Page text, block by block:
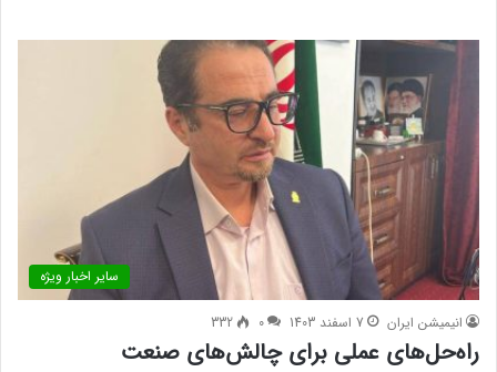
سایر اخبار ویژه
انیمیشن ایران 7 اسفند 1403 0
332
راه‌حل‌های عملی برای چالش‌های صنعت